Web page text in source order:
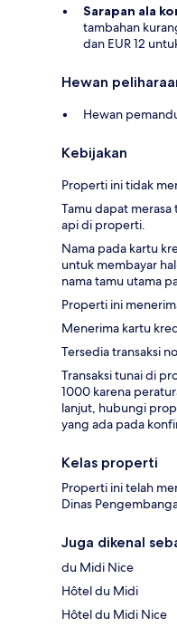
Sarapan ala
tambahan
dan EUR 12
Hewan
Hewan
Kebijakan
Properti ini tidak
Tamu dapat
api di properti.
Nama pada kartu
untuk membayar
nama tamu utama
Properti ini
Menerima kartu
Tersedia transaksi
Transaksi tunai di
1000 karena
lanjut, hubungi
yang ada pada
Kelas properti
Properti ini telah
Dinas
Juga dikenal
du Midi Nice
Hôtel du Midi
Hôtel du Midi Nice